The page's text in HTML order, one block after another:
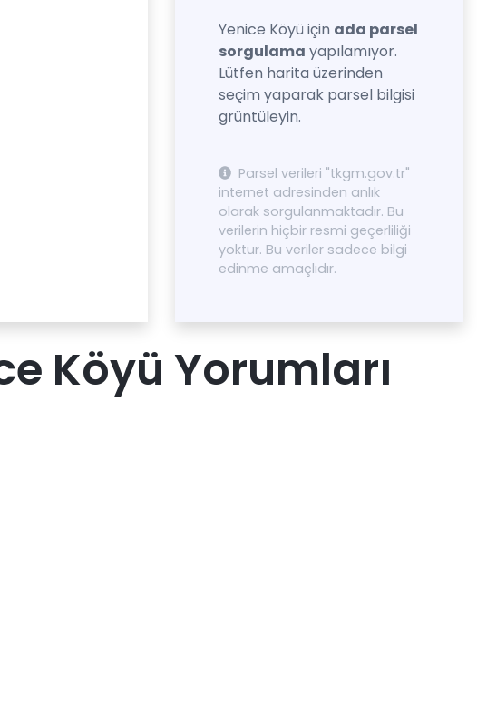
Yenice Köyü için ada parsel
sorgulama yapılamıyor.
Lütfen harita üzerinden
seçim yaparak parsel bilgisi
grüntüleyin.
Parsel verileri "tkgm.gov.tr"
internet adresinden anlık
olarak sorgulanmaktadır. Bu
verilerin hiçbir resmi geçerliliği
yoktur. Bu veriler sadece bilgi
edinme amaçlıdır.
Köyü Yorumları